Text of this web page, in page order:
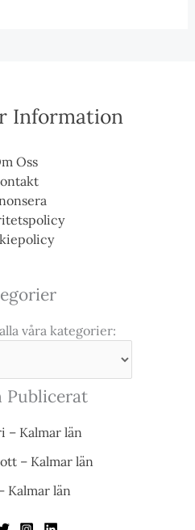
Information
Oss
våra kategorier:
Publicerat
– Kalmar län
– Kalmar län
Kalmar län